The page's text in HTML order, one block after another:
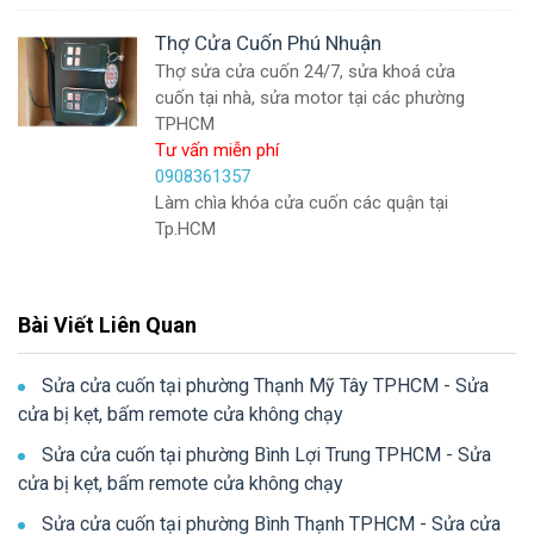
Thợ Cửa Cuốn Phú Nhuận
Thợ sửa cửa cuốn 24/7, sửa khoá cửa
cuốn tại nhà, sửa motor tại các phường
TPHCM
Tư vấn miễn phí
0908361357
Làm chìa khóa cửa cuốn các quận tại
Tp.HCM
Bài Viết Liên Quan
Sửa cửa cuốn tại phường Thạnh Mỹ Tây TPHCM - Sửa
cửa bị kẹt, bấm remote cửa không chạy
Sửa cửa cuốn tại phường Bình Lợi Trung TPHCM - Sửa
cửa bị kẹt, bấm remote cửa không chạy
Sửa cửa cuốn tại phường Bình Thạnh TPHCM - Sửa cửa